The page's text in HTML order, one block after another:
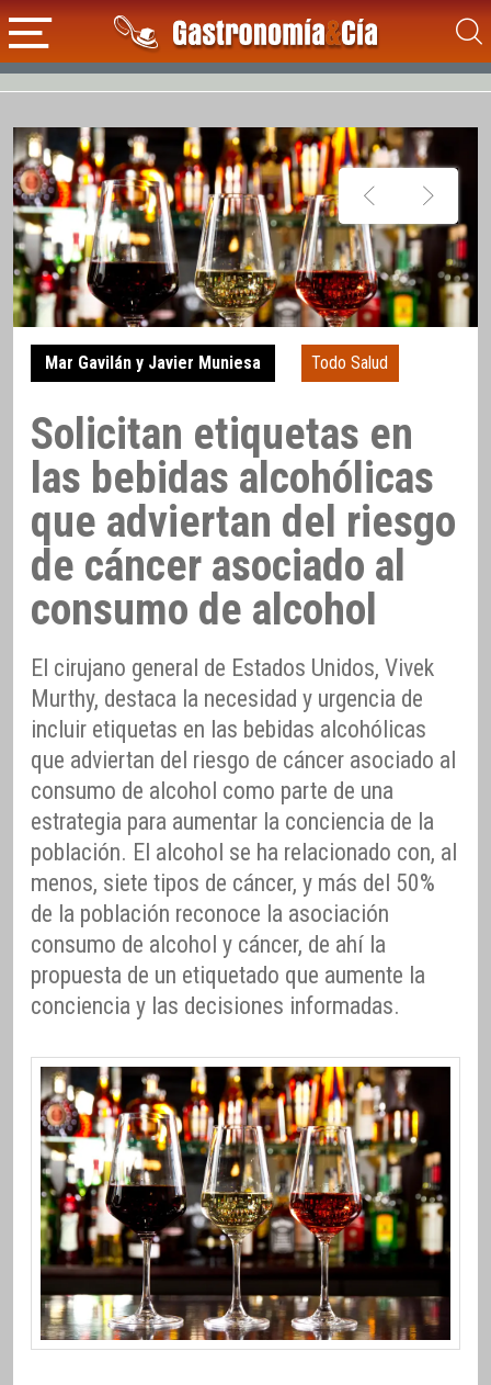
Mar Gavilán y Javier Muniesa Todo Salud
Solicitan etiquetas en
las bebidas alcohólicas
que adviertan del riesgo
de cáncer asociado al
consumo de alcohol
El cirujano general de Estados Unidos, Vivek
Murthy, destaca la necesidad y urgencia de
incluir etiquetas en las bebidas alcohólicas
que adviertan del riesgo de cáncer asociado al
consumo de alcohol como parte de una
estrategia para aumentar la conciencia de la
población. El alcohol se ha relacionado con, al
menos, siete tipos de cáncer, y más del 50%
de la población reconoce la asociación
consumo de alcohol y cáncer, de ahí la
propuesta de un etiquetado que aumente la
conciencia y las decisiones informadas.